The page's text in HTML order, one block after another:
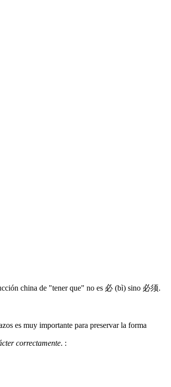
china de "tener que" no es 必 (bì) sino 必须.
es muy importante para preservar la forma
correctamente. :